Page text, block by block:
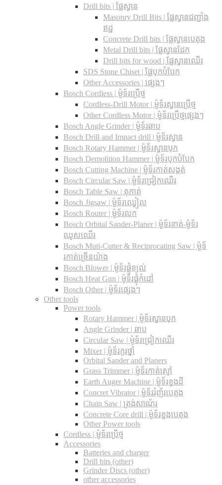
Drill bits |​ ផ្លែស្វាន
Masonry Drill Bits |​ ផ្លែស្វានជញ្ជាំង
ឥដ្ឋ
Concrete Drill bits |​ ផ្លែស្វានបេតុង
Metal Drill bits |​ ផ្លែស្វានដែក
Drill bits for wood |​ ផ្លែស្វានឈើរ
SDS Stone Chiset |​ ផ្លែបុកបំបែក
Other Accessories | ផ្សេងៗ
Bosch Cordless | ម៉ូទ័រប្រើថ្ម
Cordless-Drill Motor | ម៉ូទ័រស្វានប្រើថ្ម
Other Cordless Motor | ម៉ូទ័រប្រើថ្មផ្សេងៗ
Bosch Angle Grinder | ម៉ូទ័រឆាប
Bosch Drill and Impact drill | ម៉ូទ័រស្វាន
Bosch Rotary Hammer | ម៉ូទ័រស្វានបុក
Bosch Demolition Hammer | ម៉ូទ័របុកបំបែក
Bosch Cutting Machine | ម៉ូទ័រកាត់សង្កត់
Bosch Circular Saw | ម៉ូទ័រជ្រៀកឈើរ
Bosch Table Saw | តុកាត់
Bosch Jigsaw | ម៉ូទ័រឈ្វៀល
Bosch Router | ម៉ូទ័រលក
Bosch Orbital Sander-Planer​ | ម៉ូទ័រខាត់-ម៉ូទ័រ
ឈូសឈើរ
Bosch Muti-Cutter & Reciprocating Saw​ | ម៉ូទ័
រកាត់ច្រើនយ៉ាង
Bosch Blower | ម៉ូទ័រផ្លុំខ្យល់
Bosch Heat Gun | ម៉ូទ័រផ្លុំកំដៅ
Bosch Other | ម៉ូទ័រផ្សេងៗ
Other tools
Power tools
Rotary Hammer | ម៉ូទ័រស្វានបុក
Angle Grinder | ឆាប
Circular Saw​ | ម៉ូទ័រជ្រៀកឈើរ
Mixer | ម៉ូទ័រកូរថ្នាំ
Orbital Sander and Planers
Grass Trimmer | ម៉ូទ័រកាត់ស្មៅ
Earth Auger Machine | ម៉ូទ័រខួងដី
Concret Vibrator | ម៉ូទ័ររំញ័របេតុង
Chain Saw | ត្រង់សាណ័រ
Concrete Core drill | ម៉ូទ័រខួងបេតុង
Other Power tools
Cordless​ | ម៉ូទ័រប្រើថ្ម
Accessories
Batteries and charger
Drill bits (other)
Grinder Discs (other)
other accessories